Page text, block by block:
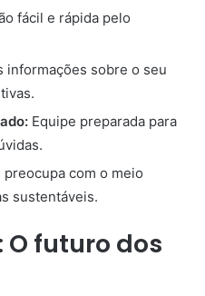
fácil e rápida pelo
informações sobre o seu
Equipe preparada para
preocupa com o meio
sustentáveis.
O futuro dos